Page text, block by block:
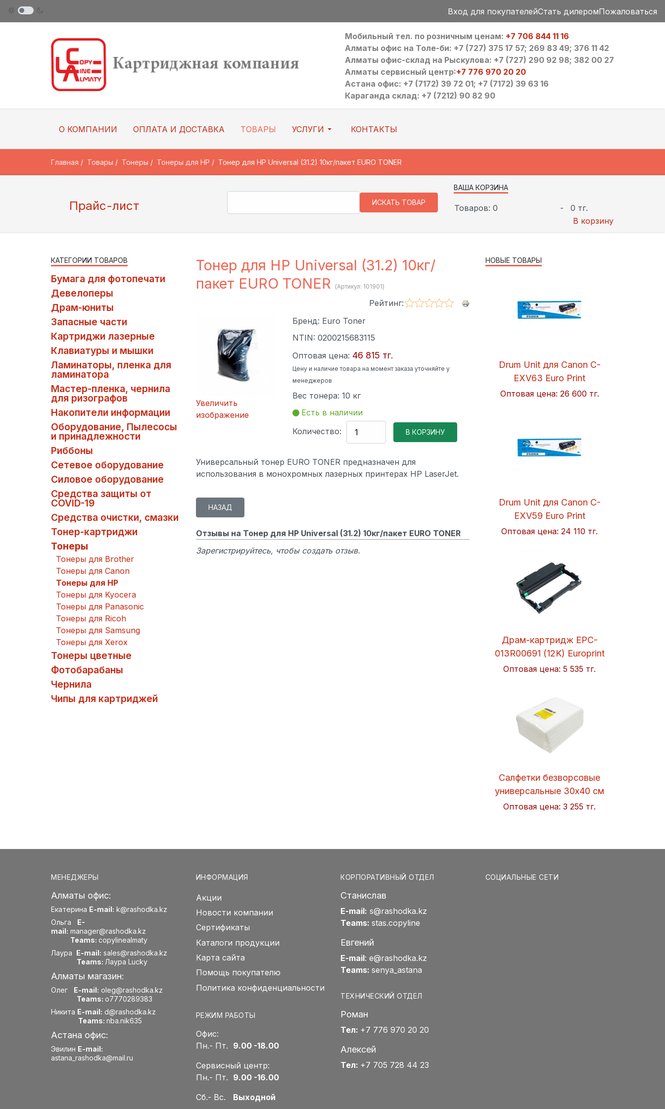
Вход для покупателейСтать дилеромПожаловаться
Мобильный тел. по розничным ценам: +7 706 844 11 16
Алматы офис на Толе-би: +7 (727) 375 17 57; 269 83 49; 376 11 42
Алматы офис-склад на Рыскулова: +7 (727) 290 92 98; 382 00 27
Алматы сервисный центр:+7 776 970 20 20
Астана офис: +7 (7172) 39 72 01; +7 (7172) 39 63 16
Караганда склад: +7 (7212) 90 82 90
О КОМПАНИИ ОПЛАТА И ДОСТАВКА ТОВАРЫ УСЛУГИ КОНТАКТЫ
Главная Товары Тонеры Тонеры для HP Тонер для HP Universal (31.2) 10кг/пакет EURO TONER
Прайс-лист
ВАША КОРЗИНА
Товаров: 0 -
0 тг.
В корзину
Тонер для HP Universal (31.2) 10кг/
пакет EURO TONER
(Артикул: 101901)
Рейтинг:
Увеличить
изображение
Бренд: Euro Toner
NTIN: 0200215683115
Оптовая цена: 46 815 тг.
Цену и наличие товара на момент заказа уточняйте у
менеджеров
Вес тонера: 10 кг
Есть в наличии
Количество:
Универсальный тонер EURO TONER предназначен для
использования в монохромных лазерных принтерах HP LaserJet.
Отзывы на Тонер для HP Universal (31.2) 10кг/пакет EURO TONER
Зарегистрируйтесь, чтобы создать отзыв.
КАТЕГОРИИ ТОВАРОВ
Бумага для фотопечати
Девелоперы
Драм-юниты
Запасные части
Картриджи лазерные
Клавиатуры и мышки
Ламинаторы, пленка для
ламинатора
Мастер-пленка, чернила
для ризографов
Накопители информации
Оборудование, Пылесосы
и принадлежности
Риббоны
Сетевое оборудование
Силовое оборудование
Средства защиты от
COVID-19
Средства очистки, смазки
Тонер-картриджи
Тонеры
Тонеры для Brother
Тонеры для Canon
Тонеры для HP
Тонеры для Kyocera
Тонеры для Panasonic
Тонеры для Ricoh
Тонеры для Samsung
Тонеры для Xerox
Тонеры цветные
Фотобарабаны
Чернила
Чипы для картриджей
НОВЫЕ ТОВАРЫ
Drum Unit для Canon C-
EXV63 Euro Print
Оптовая цена: 26 600 тг.
Drum Unit для Canon C-
EXV59 Euro Print
Оптовая цена:24 110 тг.
Драм-картридж EPC-
013R00691 (12K) Europrint
Оптовая цена:5 535 тг.
Салфетки безворсовые
универсальные 30x40 см
Soft 50шт/упак. Hi-BLACK
Оптовая цена:3 255 тг.
МЕНЕДЖЕРЫ
Алматы офис:
Екатерина E-mail: k@rashodka.kz
Ольга E-
mail: manager@rashodka.kz
Teams: copylinealmaty
Лаура E-mail: sales@rashodka.kz
Teams: Лаура Lucky
Алматы магазин:
Олег E-mail: oleg@rashodka.kz
Teams: o7770289383
Никита E-mail: d@rashodka.kz
Teams: nba.nik635
Астана офис:
Эвилин E-mail:
astana_rashodka@mail.ru
ИНФОРМАЦИЯ
Акции
Новости компании
Сертификаты
Каталоги продукции
Карта сайта
Помощь покупателю
Политика конфиденциальности
РЕЖИМ РАБОТЫ
Офис:
Пн.- Пт. 9.00 -18.00
Сервисный центр:
Пн.- Пт. 9.00 -16.00
Сб.- Вс. Выходной
КОРПОРАТИВНЫЙ ОТДЕЛ
Станислав
E-mail: s@rashodka.kz
Teams: stas.copyline
Евгений
E-mail: e@rashodka.kz
Teams: senya_astana
ТЕХНИЧЕСКИЙ ОТДЕЛ
Роман
Тел: +7 776 970 20 20
Алексей
Тел: +7 705 728 44 23
СОЦИАЛЬНЫЕ СЕТИ